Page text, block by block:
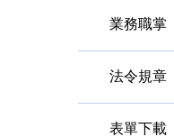
業務職掌
法令規章
表單下載